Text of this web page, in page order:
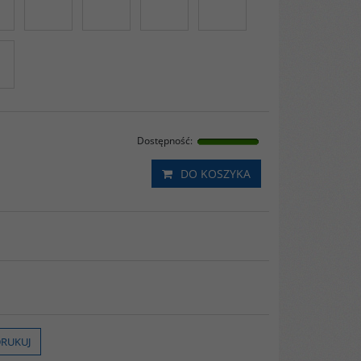
Dostępność:
DO KOSZYKA